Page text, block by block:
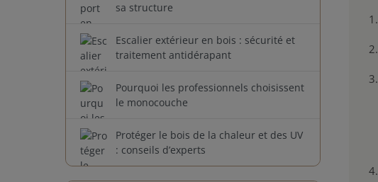
sa structure
Escalier extérieur en bois : sécurité et
traitement antidérapant
Pourquoi les professionnels choisissent
le monocouche
Protéger le bois de la chaleur et des UV
: conseils d’experts